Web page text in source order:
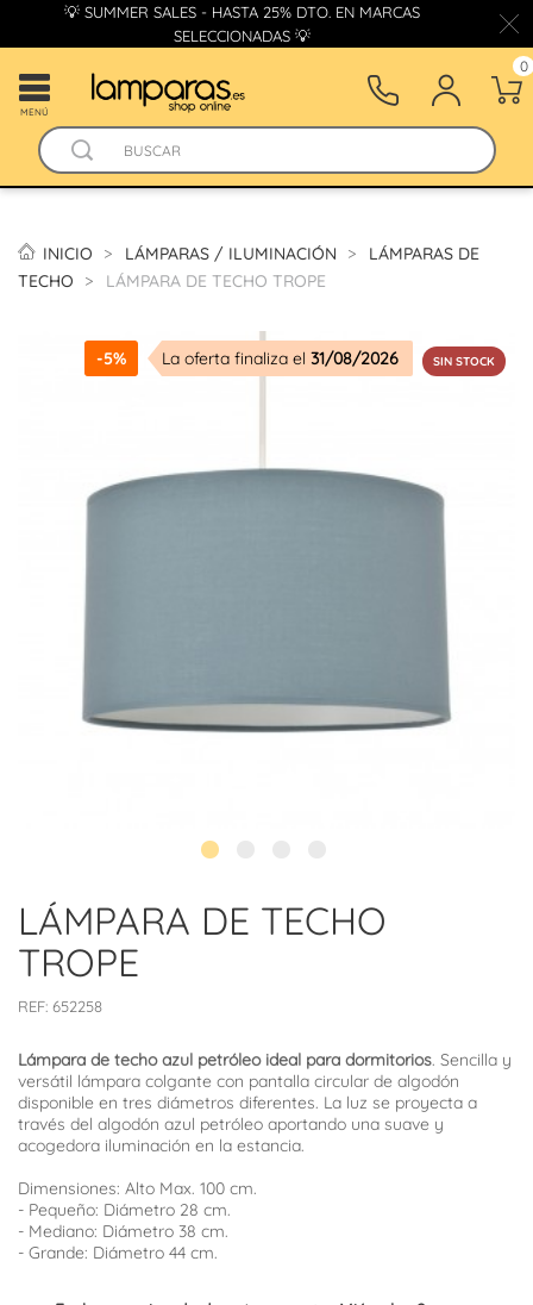
💡 SUMMER SALES - HASTA 25% DTO. EN MARCAS
SELECCIONADAS 💡
MENÚ
0
INICIO LÁMPARAS / ILUMINACIÓN
LÁMPARAS DE
TECHO
LÁMPARA DE TECHO TROPE
-5% La oferta finaliza el 31/08/2026 SIN STOCK
LÁMPARA DE TECHO
TROPE
REF: 652258
Lámpara de techo azul petróleo ideal para dormitorios. Sencilla y
versátil lámpara colgante con pantalla circular de algodón
disponible en tres diámetros diferentes. La luz se proyecta a
través del algodón azul petróleo aportando una suave y
acogedora iluminación en la estancia.
Dimensiones: Alto Max. 100 cm.
- Pequeño: Diámetro 28 cm.
- Mediano: Diámetro 38 cm.
- Grande: Diámetro 44 cm.